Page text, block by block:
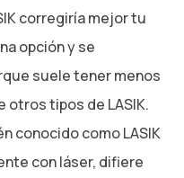
corregiría mejor tu
opción y se
suele tener menos
otros tipos de LASIK.
conocido como LASIK
con láser, difiere